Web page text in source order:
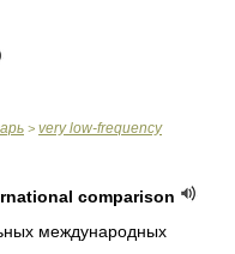
> very low-frequency
comparison
международных